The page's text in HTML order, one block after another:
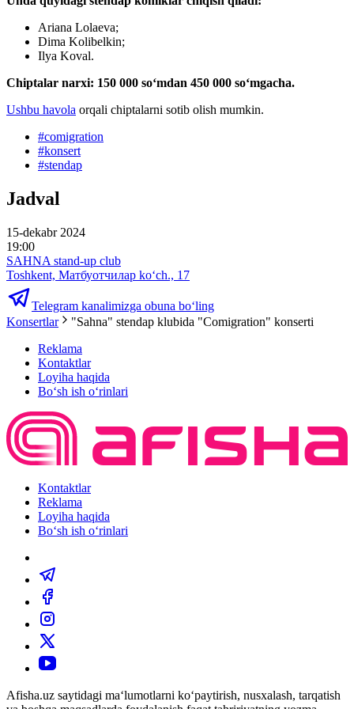
Ariana Lolaeva;
Dima Kolibelkin;
Ilya Koval.
Chiptalar narxi: 150 000 soʻmdan 450 000 soʻmgacha.
Ushbu havola orqali chiptalarni sotib olish mumkin.
#comigration
#konsert
#stendap
Jadval
15-dekabr 2024
19:00
SAHNA stand-up club
Toshkent, Матбуотчилар ko‘ch., 17
Telegram kanalimizga obuna bo‘ling
Konsertlar
"Sahna" stendap klubida "Comigration" konserti
Reklama
Kontaktlar
Loyiha haqida
Bo‘sh ish o‘rinlari
Kontaktlar
Reklama
Loyiha haqida
Bo‘sh ish o‘rinlari
Afisha.uz saytidagi ma‘lumotlarni ko‘paytirish, nusxalash, tarqatish